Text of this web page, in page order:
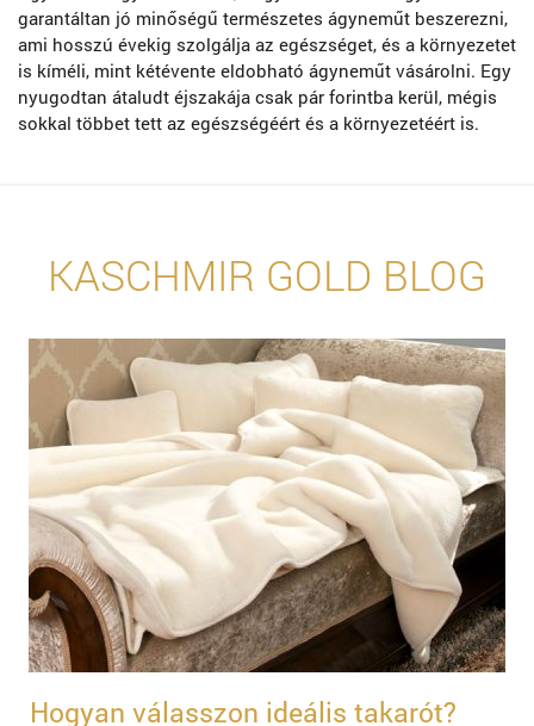
garantáltan jó minőségű természetes ágyneműt beszerezni,
ami hosszú évekig szolgálja az egészséget, és a környezetet
is kíméli, mint kétévente eldobható ágyneműt vásárolni. Egy
nyugodtan átaludt éjszakája csak pár forintba kerül, mégis
sokkal többet tett az egészségéért és a környezetéért is.
KASCHMIR GOLD BLOG
Hogyan válasszon ideális takarót?